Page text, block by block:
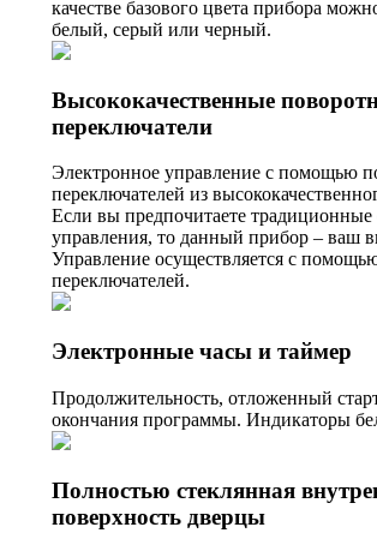
качестве базового цвета прибора
белый, серый или черный.
Высококачественные
переключатели
Электронное управление с помощью
переключателей из
Если вы предпочитаете
управления, то данный прибор – ваш
Управление осуществляется с
переключателей.
Электронные часы и таймер
Продолжительность, отложенный
окончания программы. Индикаторы
Полностью стеклянная
поверхность дверцы